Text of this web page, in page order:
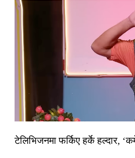
टेलिभिजनमा फर्किए हर्के हल्दार,